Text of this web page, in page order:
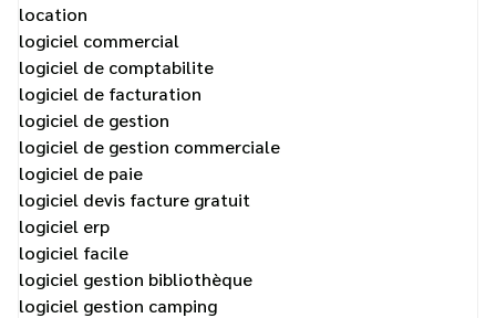
location
logiciel commercial
logiciel de comptabilite
logiciel de facturation
logiciel de gestion
logiciel de gestion commerciale
logiciel de paie
logiciel devis facture gratuit
logiciel erp
logiciel facile
logiciel gestion bibliothèque
logiciel gestion camping